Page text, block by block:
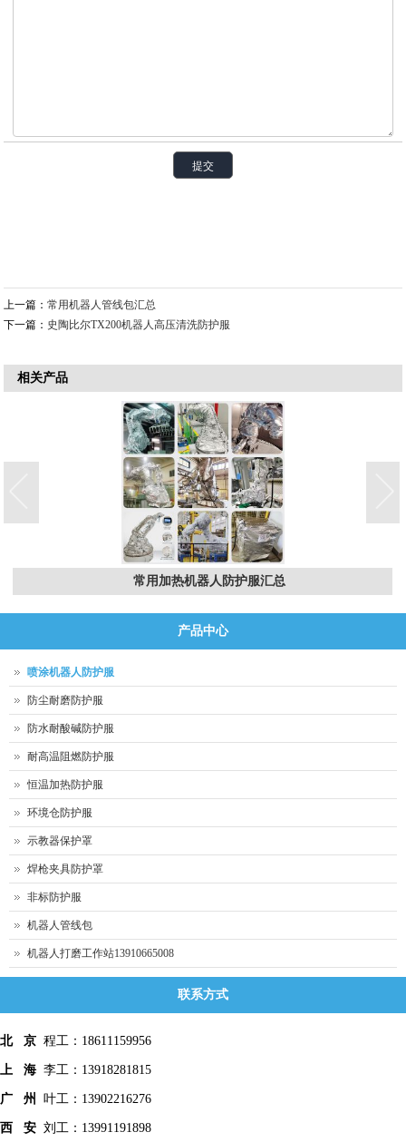
上一篇：常用机器人管线包汇总
下一篇： 史陶比尔TX200机器人高压清洗防护服
相关产品
夹具焊枪气爪屏风蜘蛛手等汇总
产品中心
喷涂机器人防护服
防尘耐磨防护服
防水耐酸碱防护服
耐高温阻燃防护服
恒温加热防护服
环境仓防护服
示教器保护罩
焊枪夹具防护罩
非标防护服
机器人管线包
机器人打磨工作站13910665008
联系方式
北 京 程工：18611159956
上 海 李工：13918281815
广 州 叶工：13902216276
西 安 刘工：13991191898